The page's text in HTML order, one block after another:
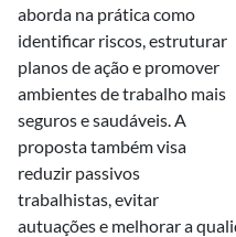
aborda na prática como
identificar riscos, estruturar
planos de ação e promover
ambientes de trabalho mais
seguros e saudáveis. A
proposta também visa
reduzir passivos
trabalhistas, evitar
autuações e melhorar a